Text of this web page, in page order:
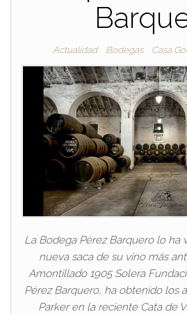
Actualidad Bodegas Casa
La Bodega Pérez Barquero lo ha
nueva saca de su vino más
Amontillado 1905 Solera
Pérez Barquero, ha obtenido los
Parker en la reciente Cata de